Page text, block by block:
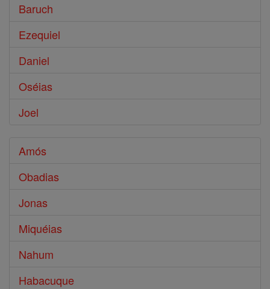
Baruch
Ezequiel
Daniel
Oséias
Joel
Amós
Obadias
Jonas
Miquéias
Nahum
Habacuque